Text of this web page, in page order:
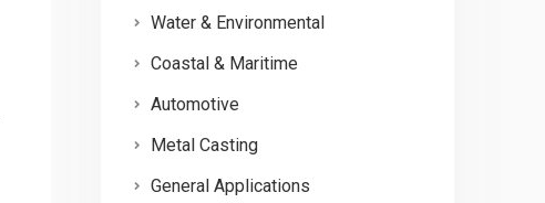
Water & Environmental
Coastal & Maritime
Automotive
Metal Casting
General Applications